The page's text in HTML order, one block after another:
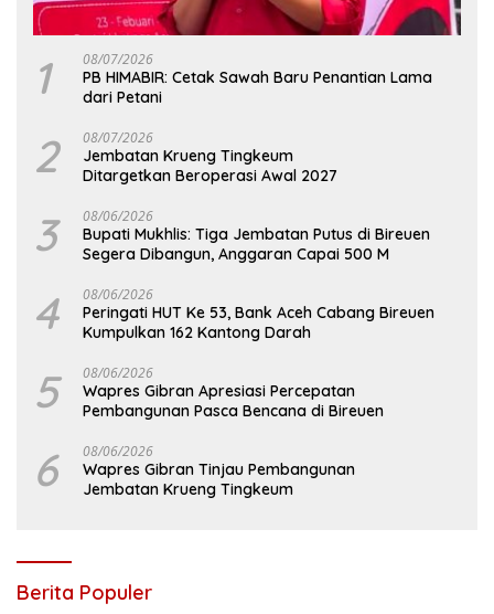
1 08/07/2026
PB HIMABIR: Cetak Sawah Baru Penantian Lama
dari Petani
2 08/07/2026
Jembatan Krueng Tingkeum
Ditargetkan Beroperasi Awal 2027
3 08/06/2026
Bupati Mukhlis: Tiga Jembatan Putus di Bireuen
Segera Dibangun, Anggaran Capai 500 M
4 08/06/2026
Peringati HUT Ke 53, Bank Aceh Cabang Bireuen
Kumpulkan 162 Kantong Darah
5 08/06/2026
Wapres Gibran Apresiasi Percepatan
Pembangunan Pasca Bencana di Bireuen
6 08/06/2026
Wapres Gibran Tinjau Pembangunan
Jembatan Krueng Tingkeum
Berita Populer